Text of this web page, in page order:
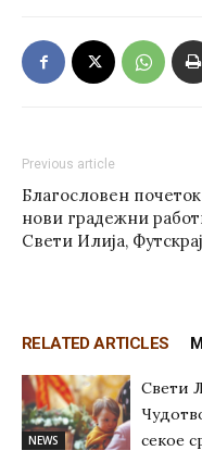
Previous article
Благословен
нови градежни
Свети Илија, Футскрај
RELATED ARTICLES
NEWS
Свети
секое